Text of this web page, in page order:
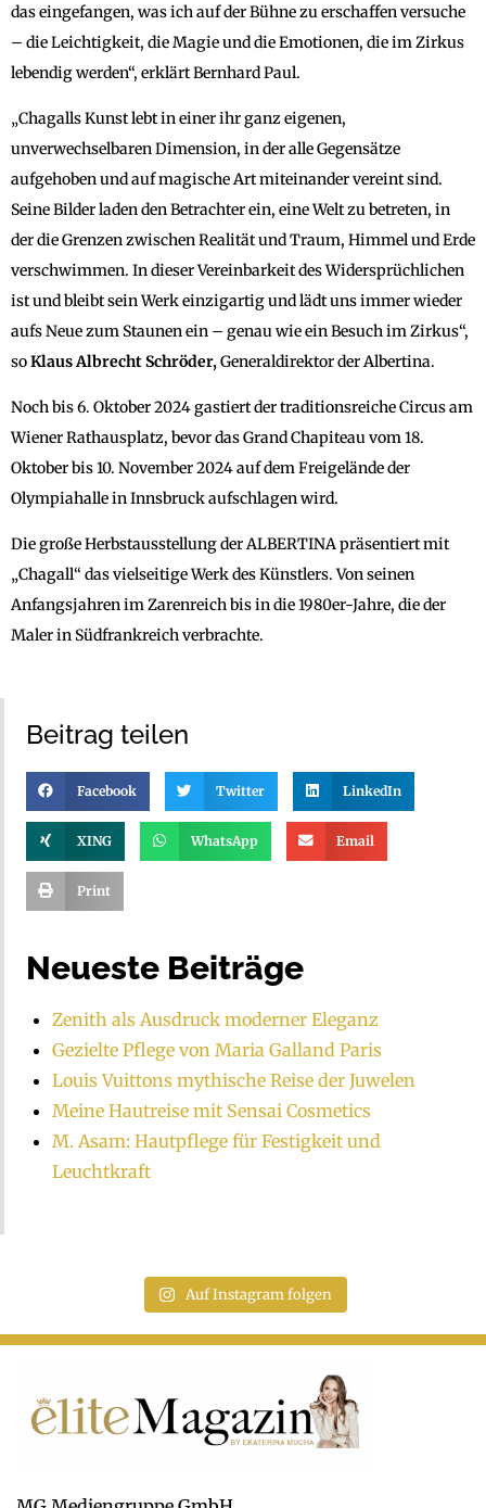
das eingefangen, was ich auf der Bühne zu erschaffen versuche
– die Leichtigkeit, die Magie und die Emotionen, die im Zirkus
lebendig werden“, erklärt Bernhard Paul.
„Chagalls Kunst lebt in einer ihr ganz eigenen,
unverwechselbaren Dimension, in der alle Gegensätze
aufgehoben und auf magische Art miteinander vereint sind.
Seine Bilder laden den Betrachter ein, eine Welt zu betreten, in
der die Grenzen zwischen Realität und Traum, Himmel und Erde
verschwimmen. In dieser Vereinbarkeit des Widersprüchlichen
ist und bleibt sein Werk einzigartig und lädt uns immer wieder
aufs Neue zum Staunen ein – genau wie ein Besuch im Zirkus“,
soKlaus Albrecht Schröder,Generaldirektor der Albertina.
Noch bis 6. Oktober 2024 gastiert der traditionsreiche Circus am
Wiener Rathausplatz, bevor das Grand Chapiteau vom 18.
Oktober bis 10. November 2024 auf dem Freigelände der
Olympiahalle in Innsbruck aufschlagen wird.
Die große Herbstausstellung der ALBERTINA präsentiert mit
„Chagall“ das vielseitige Werk des Künstlers. Von seinen
Anfangsjahren im Zarenreich bis in die 1980er-Jahre, die der
Maler in Südfrankreich verbrachte.
Beitrag teilen
Facebook Twitter LinkedIn
XING WhatsApp Email
Print
Neueste Beiträge
Zenith als Ausdruck moderner Eleganz
Gezielte Pflege von Maria Galland Paris
Louis Vuittons mythische Reise der Juwelen
Meine Hautreise mit Sensai Cosmetics
M. Asam: Hautpflege für Festigkeit und
Leuchtkraft
Auf Instagram folgen